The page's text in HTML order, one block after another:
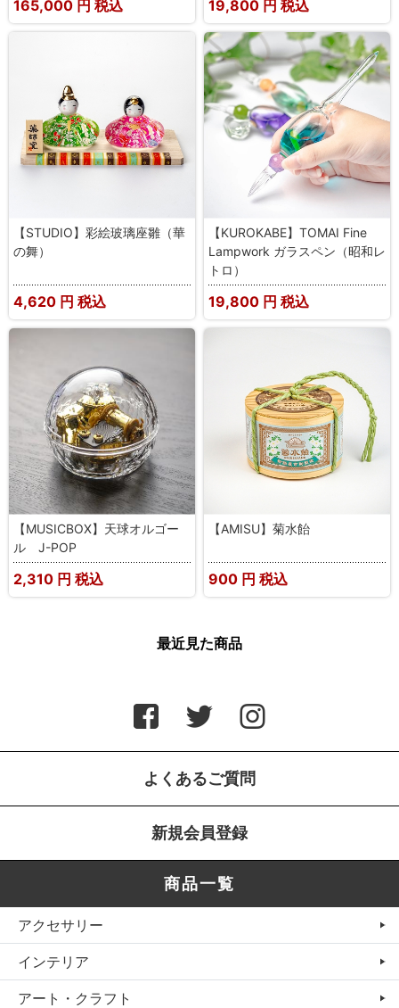
165,000 円 税込 19,800 円 税込
【STUDIO】彩絵玻璃座雛（華
の舞）
4,620 円 税込
【KUROKABE】TOMAI Fine
Lampwork ガラスペン（昭和レ
トロ）
19,800 円 税込
【MUSICBOX】天球オルゴー
ル J-POP
2,310 円 税込
【AMISU】菊水飴
900 円 税込
最近見た商品
よくあるご質問
新規会員登録
商品一覧
アクセサリー
インテリア
アート・クラフト